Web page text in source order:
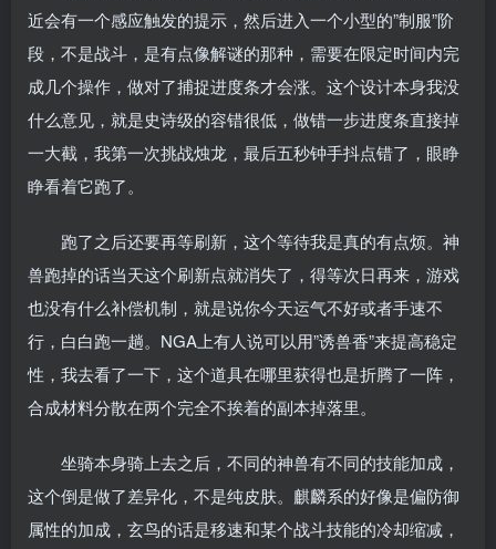
近会有一个感应触发的提示，然后进入一个小型的”制服”阶
段，不是战斗，是有点像解谜的那种，需要在限定时间内完
成几个操作，做对了捕捉进度条才会涨。这个设计本身我没
什么意见，就是史诗级的容错很低，做错一步进度条直接掉
一大截，我第一次挑战烛龙，最后五秒钟手抖点错了，眼睁
睁看着它跑了。
跑了之后还要再等刷新，这个等待我是真的有点烦。神
兽跑掉的话当天这个刷新点就消失了，得等次日再来，游戏
也没有什么补偿机制，就是说你今天运气不好或者手速不
行，白白跑一趟。NGA上有人说可以用”诱兽香”来提高稳定
性，我去看了一下，这个道具在哪里获得也是折腾了一阵，
合成材料分散在两个完全不挨着的副本掉落里。
坐骑本身骑上去之后，不同的神兽有不同的技能加成，
这个倒是做了差异化，不是纯皮肤。麒麟系的好像是偏防御
属性的加成，玄鸟的话是移速和某个战斗技能的冷却缩减，